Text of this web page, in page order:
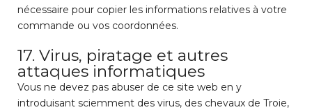
nécessaire pour copier les informations relatives à votre
commande ou vos coordonnées.
17. Virus, piratage et autres
attaques informatiques
Vous ne devez pas abuser de ce site web en y
introduisant sciemment des virus, des chevaux de Troie,
Bénéficiez d'une réduction de 10%
sur votre premier achat
Pour tout achat supérieur à 79 €, non cumulable avec
des articles en promotion.